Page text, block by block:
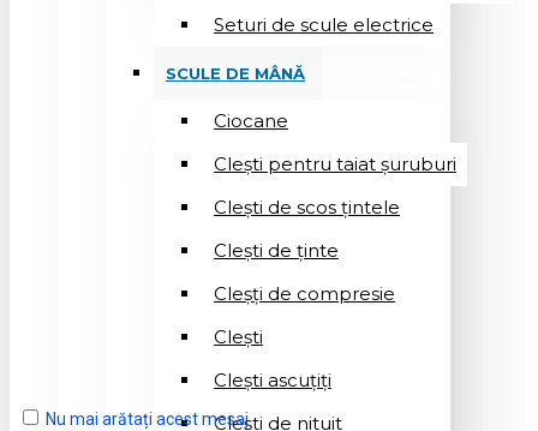
Seturi de scule electrice
SCULE DE MÂNĂ
Ciocane
Cleşti pentru taiat șuruburi
Clești de scos țintele
Clești de ținte
Cleșți de compresie
Cleşti
Clești ascuțiți
Cleşti de nituit
Nu mai arătați acest mesaj